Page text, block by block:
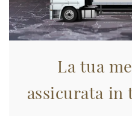
La tua
assicurata